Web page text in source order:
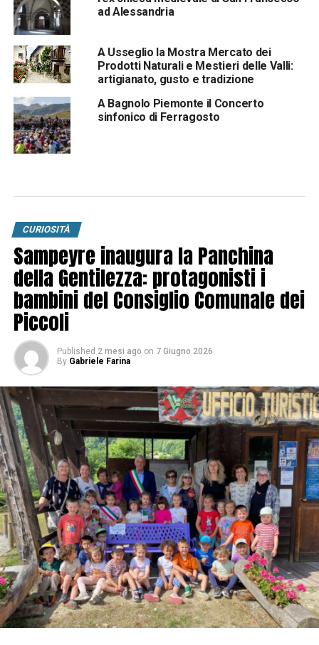
ad Alessandria
A Usseglio la Mostra Mercato dei
Prodotti Naturali e Mestieri delle Valli:
artigianato, gusto e tradizione
A Bagnolo Piemonte il Concerto
sinfonico di Ferragosto
CURIOSITÀ
Sampeyre inaugura la Panchina
della Gentilezza: protagonisti i
bambini del Consiglio Comunale dei
Piccoli
Published 2 mesi ago on 7 Giugno 2026
By Gabriele Farina